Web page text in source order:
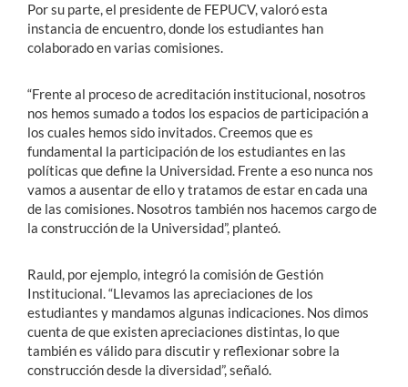
Por su parte, el presidente de FEPUCV, valoró esta
instancia de encuentro, donde los estudiantes han
colaborado en varias comisiones.
“Frente al proceso de acreditación institucional, nosotros
nos hemos sumado a todos los espacios de participación a
los cuales hemos sido invitados. Creemos que es
fundamental la participación de los estudiantes en las
políticas que define la Universidad. Frente a eso nunca nos
vamos a ausentar de ello y tratamos de estar en cada una
de las comisiones. Nosotros también nos hacemos cargo de
la construcción de la Universidad”, planteó.
Rauld, por ejemplo, integró la comisión de Gestión
Institucional. “Llevamos las apreciaciones de los
estudiantes y mandamos algunas indicaciones. Nos dimos
cuenta de que existen apreciaciones distintas, lo que
también es válido para discutir y reflexionar sobre la
construcción desde la diversidad”, señaló.